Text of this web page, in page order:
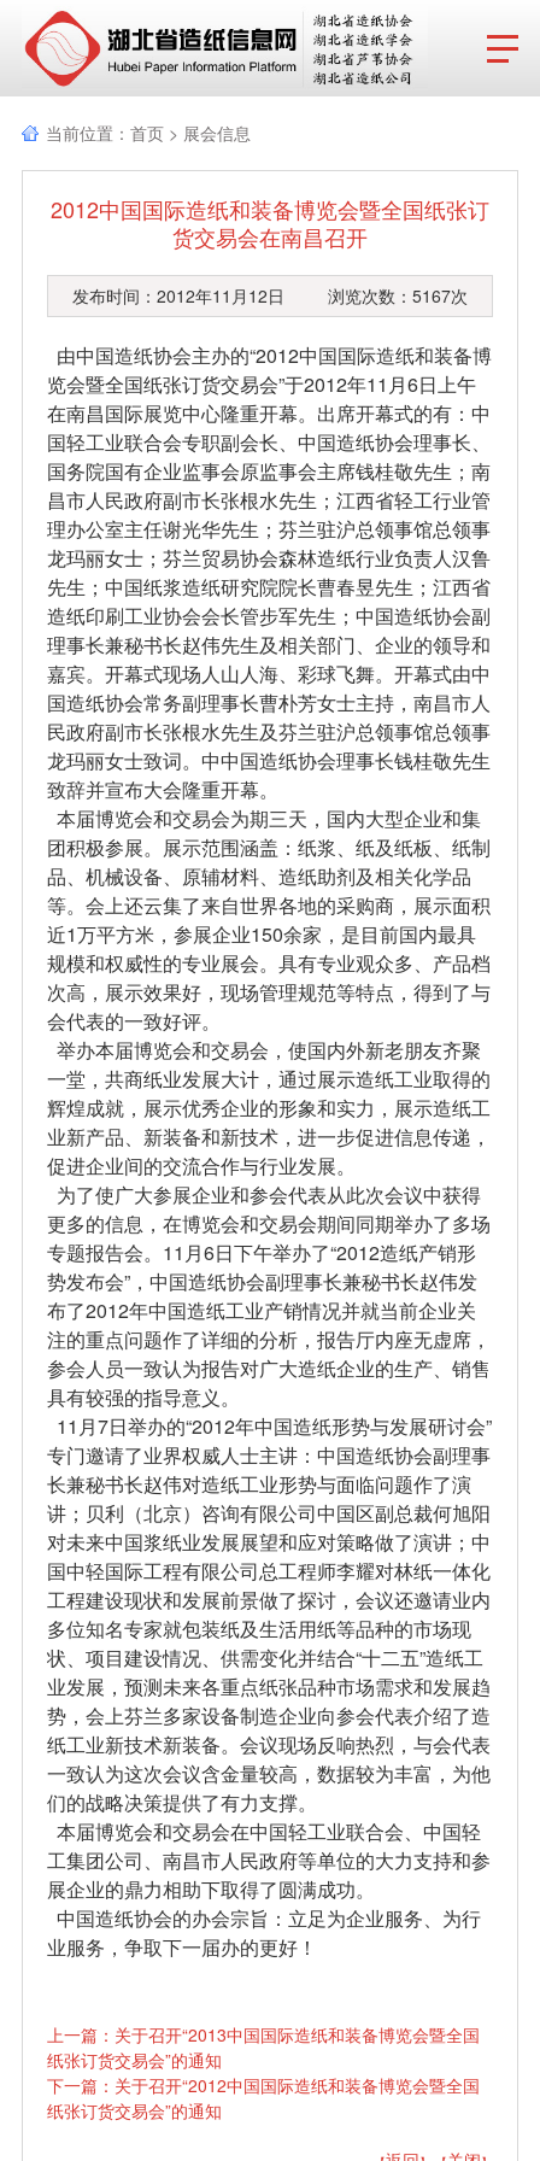
网站首页
协会动态
行业报告
政策法规
产品导览
协会成员
分支机构
行业动态
当前位置： 首页> 展会信息
2012中国国际造纸和装备博览会暨全国纸张订
货交易会在南昌召开
发布时间：2012年11月12日 浏览次数：5167次
由中国造纸协会主办的“2012中国国际造纸和装备博
览会暨全国纸张订货交易会”于2012年11月6日上午
在南昌国际展览中心隆重开幕。出席开幕式的有：中
国轻工业联合会专职副会长、中国造纸协会理事长、
国务院国有企业监事会原监事会主席钱桂敬先生；南
昌市人民政府副市长张根水先生；江西省轻工行业管
理办公室主任谢光华先生；芬兰驻沪总领事馆总领事
龙玛丽女士；芬兰贸易协会森林造纸行业负责人汉鲁
先生；中国纸浆造纸研究院院长曹春昱先生；江西省
造纸印刷工业协会会长管步军先生；中国造纸协会副
理事长兼秘书长赵伟先生及相关部门、企业的领导和
嘉宾。开幕式现场人山人海、彩球飞舞。开幕式由中
国造纸协会常务副理事长曹朴芳女士主持，南昌市人
民政府副市长张根水先生及芬兰驻沪总领事馆总领事
龙玛丽女士致词。中中国造纸协会理事长钱桂敬先生
致辞并宣布大会隆重开幕。
本届博览会和交易会为期三天，国内大型企业和集
团积极参展。展示范围涵盖：纸浆、纸及纸板、纸制
品、机械设备、原辅材料、造纸助剂及相关化学品
等。会上还云集了来自世界各地的采购商，展示面积
近1万平方米，参展企业150余家，是目前国内最具
规模和权威性的专业展会。具有专业观众多、产品档
次高，展示效果好，现场管理规范等特点，得到了与
会代表的一致好评。
举办本届博览会和交易会，使国内外新老朋友齐聚
一堂，共商纸业发展大计，通过展示造纸工业取得的
辉煌成就，展示优秀企业的形象和实力，展示造纸工
业新产品、新装备和新技术，进一步促进信息传递，
促进企业间的交流合作与行业发展。
为了使广大参展企业和参会代表从此次会议中获得
更多的信息，在博览会和交易会期间同期举办了多场
专题报告会。11月6日下午举办了“2012造纸产销形
势发布会”，中国造纸协会副理事长兼秘书长赵伟发
布了2012年中国造纸工业产销情况并就当前企业关
注的重点问题作了详细的分析，报告厅内座无虚席，
参会人员一致认为报告对广大造纸企业的生产、销售
具有较强的指导意义。
11月7日举办的“2012年中国造纸形势与发展研讨会”
专门邀请了业界权威人士主讲：中国造纸协会副理事
长兼秘书长赵伟对造纸工业形势与面临问题作了演
讲；贝利（北京）咨询有限公司中国区副总裁何旭阳
对未来中国浆纸业发展展望和应对策略做了演讲；中
国中轻国际工程有限公司总工程师李耀对林纸一体化
工程建设现状和发展前景做了探讨，会议还邀请业内
多位知名专家就包装纸及生活用纸等品种的市场现
状、项目建设情况、供需变化并结合“十二五”造纸工
业发展，预测未来各重点纸张品种市场需求和发展趋
势，会上芬兰多家设备制造企业向参会代表介绍了造
纸工业新技术新装备。会议现场反响热烈，与会代表
一致认为这次会议含金量较高，数据较为丰富，为他
们的战略决策提供了有力支撑。
本届博览会和交易会在中国轻工业联合会、中国轻
工集团公司、南昌市人民政府等单位的大力支持和参
展企业的鼎力相助下取得了圆满成功。
中国造纸协会的办会宗旨：立足为企业服务、为行
业服务，争取下一届办的更好！
上一篇：关于召开“2013中国国际造纸和装备博览会暨全国
纸张订货交易会”的通知
下一篇：关于召开“2012中国国际造纸和装备博览会暨全国
纸张订货交易会”的通知